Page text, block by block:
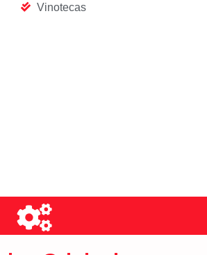
Vinotecas